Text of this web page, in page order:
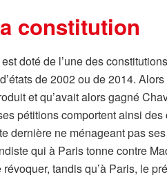
constitution
doté de l’une des
de 2002 ou de 2014.
et qu’avait alors gagné
pétitions comportent ainsi
ne ménageant pas
qui à Paris tonne contre
tandis qu’à Paris, le